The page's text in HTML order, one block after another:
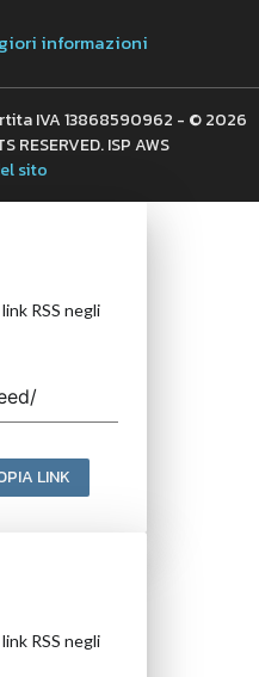
informazioni
IVA 13868590962 - © 2026
RESERVED. ISP AWS
sito
RSS negli
LINK
RSS negli